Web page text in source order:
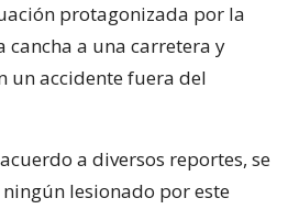
protagonizada por la
cancha a una carretera y
un accidente fuera del
a diversos reportes, se
lesionado por este